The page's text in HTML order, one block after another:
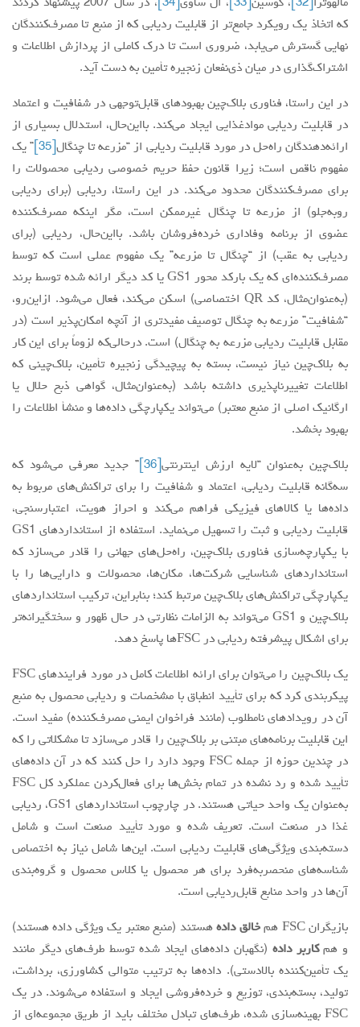
مالهوترا ، گوسین [33] ، ال ساوی [34]
، در سال 2007 پیشنهاد کردند
که اتخاذ یک رویکرد جامع‌تر از قابلیت ردیابی که از منبع تا مصرف‌کنندگان
نهایی گسترش می‌یابد، ضروری است تا درک کاملی از پردازش اطلاعات و
اشتراک‌گذاری در میان ذی‌نفعان زنجیره تأمین به دست آید.
در این راستا، فناوری بلاک‌چین بهبودهای قابل‌توجهی در شفافیت و اعتماد
در قابلیت ردیابی موادغذایی ایجاد می‌کند. بااین‌حال، استدلال بسیاری از
ارائه‌دهندگان راه‌حل در مورد قابلیت ردیابی از “مزرعه تا چنگال[35]
” یک
مفهوم ناقص است؛ زیرا قانون حفظ حریم خصوصی ردیابی محصولات را
برای ‌مصرف‌کنندگان محدود می‌کند. در این راستا، ردیابی (برای ردیابی
روبه‌جلو) از مزرعه تا چنگال غیرممکن است، مگر اینکه ‌مصرف‌کننده
عضوی از برنامه وفاداری خرده‌فروشان باشد. بااین‌حال، ردیابی (برای
ردیابی به عقب) از “چنگال تا مزرعه” یک مفهوم عملی است که توسط
‌مصرف‌کننده‌ای که یک بارکد محور GS1 یا کد دیگر ارائه شده توسط برند
(به‌عنوان‌مثال، کد QR اختصاصی) اسکن می‌کند، فعال می‌شود. ازاین‌رو،
“شفافیت” مزرعه به چنگال توصیف مفیدتری از آنچه امکان‌پذیر است (در
مقابل قابلیت ردیابی مزرعه به چنگال) است. درحالی‌که لزوماً برای این کار
به بلاک‌چین نیاز نیست، بسته به پیچیدگی زنجیره تأمین، بلاک‌چینی که
اطلاعات تغییرناپذیری داشته باشد (به‌عنوان‌مثال، گواهی ذبح حلال یا
ارگانیک اصلی از منبع معتبر) می‌تواند یکپارچگی داده‌ها و منشأ اطلاعات را
بهبود بخشد.
بلاک‌چین به‌عنوان “لایه ارزش اینترنتی
” جدید معرفی می‌شود که
سه‌گانه قابلیت ردیابی، اعتماد و شفافیت را برای تراکنش‌های مربوط به
داده‌ها یا کالاهای فیزیکی فراهم می‌کند و احراز هویت، اعتبارسنجی،
قابلیت ردیابی و ثبت را تسهیل می‌نماید. استفاده از استانداردهای GS1
با یکپارچه‌سازی فناوری بلاک‌چین، راه‌حل‌های جهانی را قادر می‌سازد که
استانداردهای شناسایی شرکت‌ها، مکان‌ها، محصولات و دارایی‌ها را با
یکپارچگی تراکنش‌های بلاک‌چین مرتبط کند؛ بنابراین، ترکیب استانداردهای
بلاک‌چین و GS1 می‌تواند به الزامات نظارتی در حال ظهور و سختگیرانه‌تر
برای اشکال پیشرفته ردیابی در FSCها پاسخ دهد.
یک بلاک‌چین را می‌توان برای ارائه اطلاعات کامل در مورد فرایندهای FSC
پیکربندی کرد که برای تأیید انطباق با مشخصات و ردیابی محصول به منبع
آن در رویدادهای نامطلوب (مانند فراخوان ایمنی ‌مصرف‌کننده) مفید است.
این قابلیت برنامه‌های مبتنی بر بلاک‌چین را قادر می‌سازد تا مشکلاتی را که
در چندین حوزه از جمله FSC وجود دارد را حل کنند که در آن داده‌های
تأیید شده و رد نشده در تمام بخش‌ها برای فعال‌کردن عملکرد کل FSC
به‌عنوان یک واحد حیاتی هستند. در چارچوب استانداردهای GS1، ردیابی
غذا در صنعت است. تعریف شده و مورد تأیید صنعت است و شامل
دسته‌بندی ویژگی‌های قابلیت ردیابی است. این‌ها شامل نیاز به اختصاص
شناسه‌های منحصربه‌فرد برای هر محصول یا کلاس محصول و گروه‌بندی
آن‌ها در واحد منابع قابل‌ردیابی است.
بازیگران FSC هم خالق دادههستند (منبع معتبر یک ویژگی داده هستند)
و همکاربر داده (نگهبان داده‌های ایجاد شده توسط طرف‌های دیگر مانند
یک تأمین‌کننده بالادستی). داده‌ها به ترتیب متوالی کشاورزی، برداشت،
تولید، بسته‌بندی، توزیع و خرده‌فروشی ایجاد و استفاده می‌شوند. در یک
FSC بهینه‌سازی شده، طرف‌های تبادل مختلف باید از طریق مجموعه‌ای از